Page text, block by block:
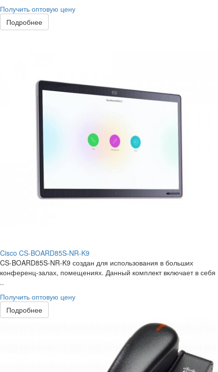
Получить оптовую цену
Подробнее
Cisco CS-BOARD85S-NR-K9
CS-BOARD85S-NR-K9 создан для использования в больших
конференц-залах, помещениях. Данный комплект включает в себя
..
Получить оптовую цену
Подробнее